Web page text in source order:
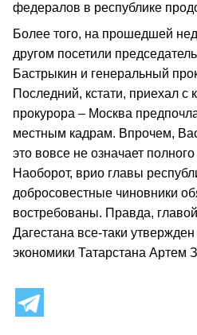
федералов в республике
Более того, на прошедшей
другом посетили
Бастрыкин и генеральный
Последний, кстати, приехал с
прокурора – Москва
местным кадрам. Впрочем,
это вовсе не означает полного
Наоборот, врио главы
добросовестные чиновники
востребованы. Правда,
Дагестана все-таки
экономики Татарстана Артем